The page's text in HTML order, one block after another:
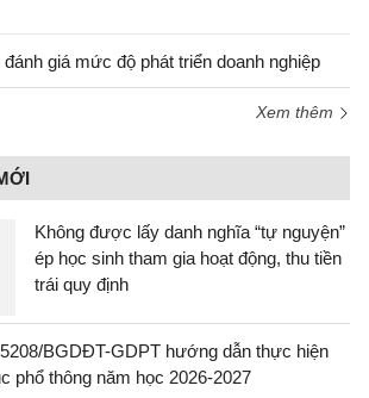
giá mức độ phát triển doanh nghiệp
Xem thêm
Không được lấy danh nghĩa “tự nguyện”
ép học sinh tham gia hoạt động, thu tiền
trái quy định
BGDĐT-GDPT hướng dẫn thực hiện
phổ thông năm học 2026-2027